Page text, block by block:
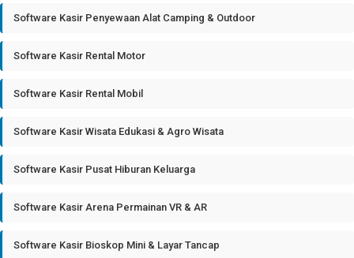
Software Kasir Penyewaan Alat Camping & Outdoor
Software Kasir Rental Motor
Software Kasir Rental Mobil
Software Kasir Wisata Edukasi & Agro Wisata
Software Kasir Pusat Hiburan Keluarga
Software Kasir Arena Permainan VR & AR
Software Kasir Bioskop Mini & Layar Tancap